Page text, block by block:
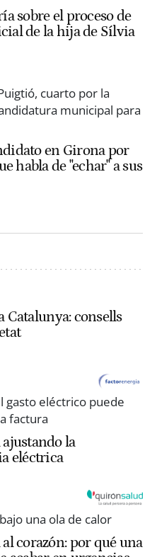
sobre el proceso de
de la hija de Sílvia
en Girona por
habla de "echar" a sus
Catalunya: consells
la
eléctrica
corazón: por qué una